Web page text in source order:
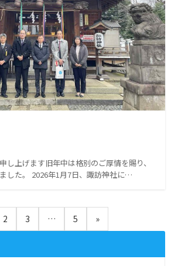
し上げます旧年中は格別のご厚情を賜り、
した。 2026年1月7日、諏訪神社に…
2 3 … 5 »